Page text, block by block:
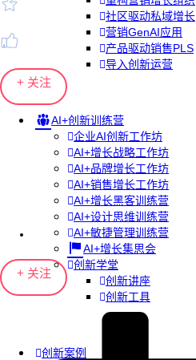
社区驱动私域增长
营销GenAI应用
产品驱动销售PLS
导入创新运营
AI+创新训练营
企业AI创新工作坊
AI+增长战略工作坊
AI+品牌增长工作坊
AI+销售增长工作坊
AI+增长黑客训练营
AI+设计思维训练营
AI+敏捷管理训练营
AI+增长集思会
创新学堂
创新讲座
创新工具
创新案例
+ 关注
+ 关注